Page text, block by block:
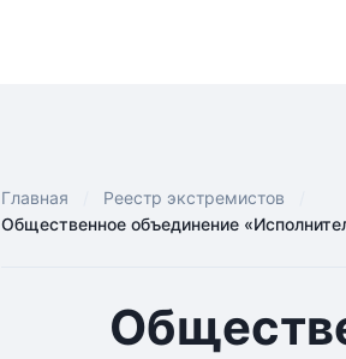
Главная
Реестр экстремистов
Общественное объединение